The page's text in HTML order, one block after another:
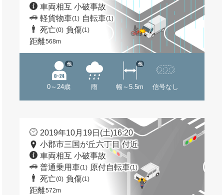
車両相互 小破事故
軽貨物車(1) 自転車(1)
死亡(0) 負傷(1)
距離568m
0～24歳
他
雨 幅～5.5m
他
信号なし
2019年10月19日(土)16:20
小郡市三国が丘六丁目 付近
車両相互 小破事故
普通乗用車(1) 原付自転車(1)
死亡(0) 負傷(1)
距離572m